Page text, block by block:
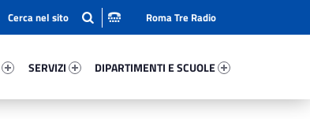
SERVIZI
DIPARTIMENTI E SCUOLE
Roma Tre Radio